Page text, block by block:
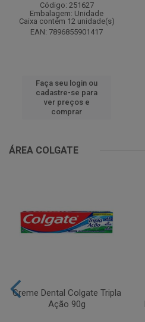
Código: 251627
Embalagem: Unidade
Caixa contém 12 unidade(s)
EAN: 7896855901417
Faça seu login ou
cadastre-se para
ver preços e
comprar
ÁREA COLGATE
Creme Dental Colgate Tripla
Ação 90g